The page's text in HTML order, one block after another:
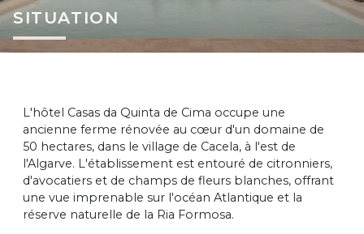
SITUATION
L'hôtel Casas da Quinta de Cima occupe une
ancienne ferme rénovée au cœur d'un domaine de
50 hectares, dans le village de Cacela, à l'est de
l'Algarve. L'établissement est entouré de citronniers,
d'avocatiers et de champs de fleurs blanches, offrant
une vue imprenable sur l'océan Atlantique et la
réserve naturelle de la Ria Formosa.